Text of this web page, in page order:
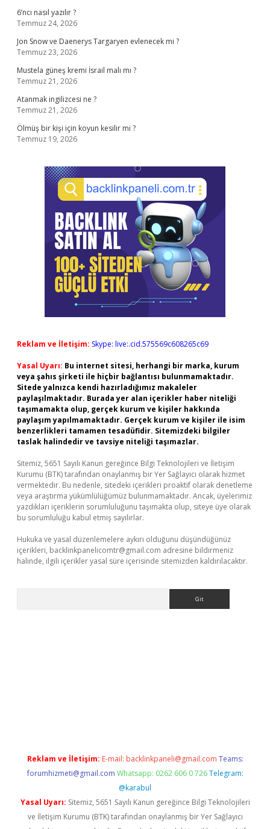
6’ncı nasıl yazılır ?
Temmuz 24, 2026
Jon Snow ve Daenerys Targaryen evlenecek mi ?
Temmuz 23, 2026
Mustela güneş kremi İsrail malı mı ?
Temmuz 21, 2026
Atanmak ingilizcesi ne ?
Temmuz 21, 2026
Ölmüş bir kişi için koyun kesilir mi ?
Temmuz 19, 2026
Reklam ve İletişim: Skype: live:.cid.575569c608265c69
Yasal Uyarı: Bu internet sitesi, herhangi bir marka, kurum
veya şahıs şirketi ile hiçbir bağlantısı bulunmamaktadır.
Sitede yalnızca kendi hazırladığımız makaleler
paylaşılmaktadır. Burada yer alan içerikler haber niteliği
taşımamakta olup, gerçek kurum ve kişiler hakkında
paylaşım yapılmamaktadır. Gerçek kurum ve kişiler ile isim
benzerlikleri tamamen tesadüfidir. Sitemizdeki bilgiler
taslak halindedir ve tavsiye niteliği taşımazlar.
Sitemiz, 5651 Sayılı Kanun gereğince Bilgi Teknolojileri ve İletişim
Kurumu (BTK) tarafından onaylanmış bir Yer Sağlayıcı olarak hizmet
vermektedir. Bu nedenle, sitedeki içerikleri proaktif olarak denetleme
veya araştırma yükümlülüğümüz bulunmamaktadır. Ancak, üyelerimiz
yazdıkları içeriklerin sorumluluğunu taşımakta olup, siteye üye olarak
bu sorumluluğu kabul etmiş sayılırlar.
Hukuka ve yasal düzenlemelere aykırı olduğunu düşündüğünüz
içerikleri, backlinkpanelicomtr@gmail.com adresine bildirmeniz
halinde, ilgili içerikler yasal süre içerisinde sitemizden kaldırılacaktır.
Reklam ve İletişim: E-mail: backlinkpaneli@gmail.com Teams:
forumhizmeti@gmail.com Whatsapp: 0262 606 0 726 Telegram:
@karabul
Yasal Uyarı: Sitemiz, 5651 Sayılı Kanun gereğince Bilgi Teknolojileri
ve İletişim Kurumu (BTK) tarafından onaylanmış bir Yer Sağlayıcı